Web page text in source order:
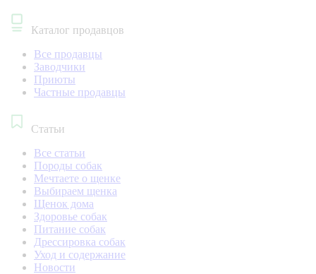
Каталог продавцов
Все продавцы
Заводчики
Приюты
Частные продавцы
Статьи
Все статьи
Породы собак
Мечтаете о щенке
Выбираем щенка
Щенок дома
Здоровье собак
Питание собак
Дрессировка собак
Уход и содержание
Новости